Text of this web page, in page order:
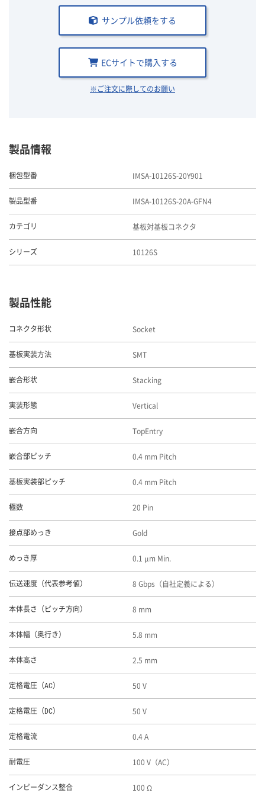
サンプル依頼をする
ECサイトで購入する
※ご注文に際してのお願い
製品情報
梱包型番 IMSA-10126S-20Y901
製品型番 IMSA-10126S-20A-GFN4
カテゴリ 基板対基板コネクタ
シリーズ 10126S
製品性能
コネクタ形状 Socket
基板実装方法 SMT
嵌合形状 Stacking
実装形態 Vertical
嵌合方向 TopEntry
嵌合部ピッチ 0.4 mm Pitch
基板実装部ピッチ 0.4 mm Pitch
極数 20 Pin
接点部めっき Gold
めっき厚 0.1 μm Min.
伝送速度（代表参考値） 8 Gbps（自社定義による）
本体長さ（ピッチ方向） 8 mm
本体幅（奥行き） 5.8 mm
本体高さ 2.5 mm
定格電圧（AC） 50 V
定格電圧（DC） 50 V
定格電流 0.4 A
耐電圧 100 V（AC）
インピーダンス整合 100 Ω